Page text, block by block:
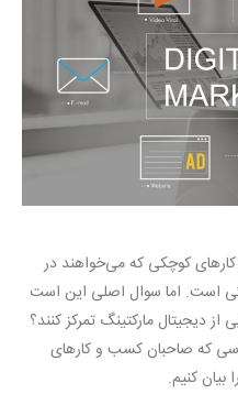
کوچکی که می‌خواهند در
است. اما سوال اصلی این است
از دیجیتال مارکتینگ تمرکز کنند؟
از نکات اساسی که صاحبان کسب و کارهای
کنیم.